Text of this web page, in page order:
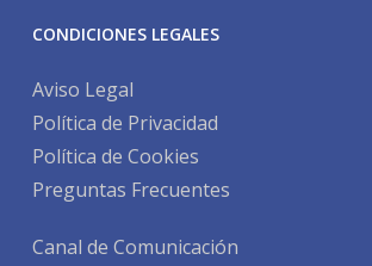
CONDICIONES LEGALES
Aviso Legal
Política de Privacidad
Política de Cookies
Preguntas Frecuentes
Canal de Comunicación